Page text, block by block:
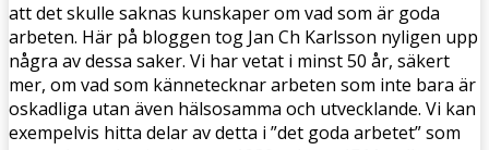
att det skulle saknas kunskaper om vad som är goda
arbeten. Här på bloggen tog Jan Ch Karlsson nyligen upp
några av dessa saker. Vi har vetat i minst 50 år, säkert
mer, om vad som kännetecknar arbeten som inte bara är
oskadliga utan även hälsosamma och utvecklande. Vi kan
exempelvis hitta delar av detta i ”det goda arbetet” som